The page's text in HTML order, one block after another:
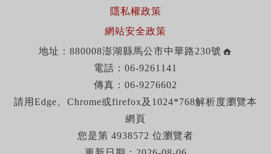
隱私權政策
網站安全政策
地址：880008澎湖縣馬公市中華路230號
電話：06-9261141
傳真：06-9276602
請用Edge、Chrome或firefox及1024*768解析度瀏覽本
網頁
您是第 4938572 位瀏覽者